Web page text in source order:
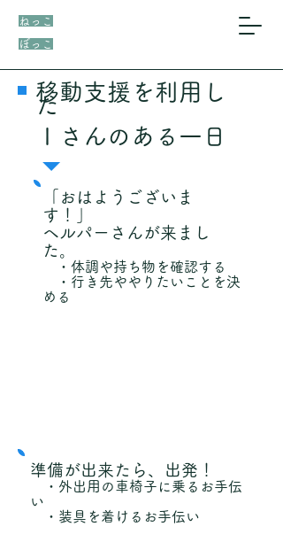
ねっこ
ぼっこ
​「おはようございま
す！」
ヘルパーさんが来まし
た。
・体調や持ち物を確認する
・行き先ややりたいことを決
める
移動支援を利用し
た
Ｉさんのある一日
準備が出来たら、出発！
・外出用の車椅子に乗るお手伝
い
・装具を着けるお手伝い